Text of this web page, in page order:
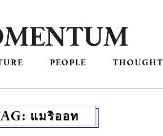
PEOPLE THOUGHT
แมริออท